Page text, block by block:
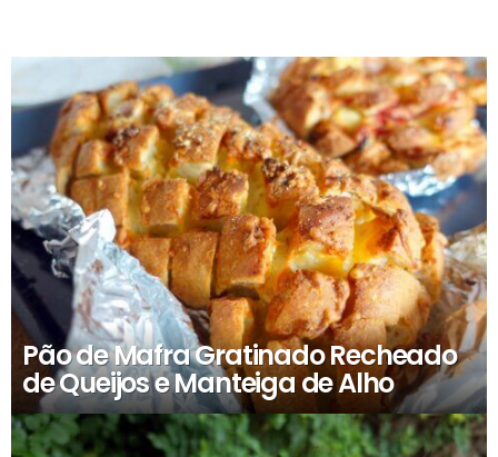
RECOMENDADOS
Pão de Mafra Gratinado Recheado
de Queijos e Manteiga de Alho